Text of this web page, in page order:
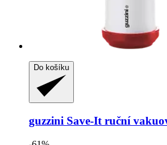
Do košíku
guzzini Save-​It ruční